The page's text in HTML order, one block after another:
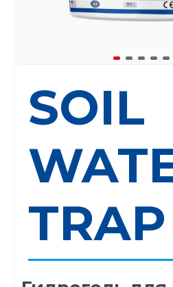
SOIL
TRAP